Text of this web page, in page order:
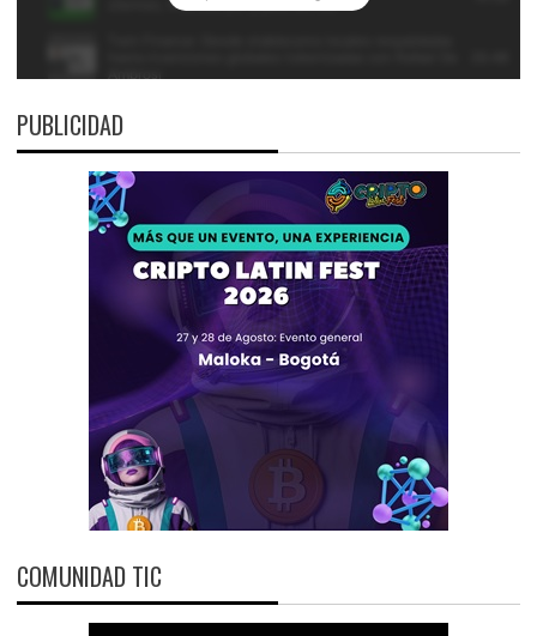
PUBLICIDAD
COMUNIDAD TIC